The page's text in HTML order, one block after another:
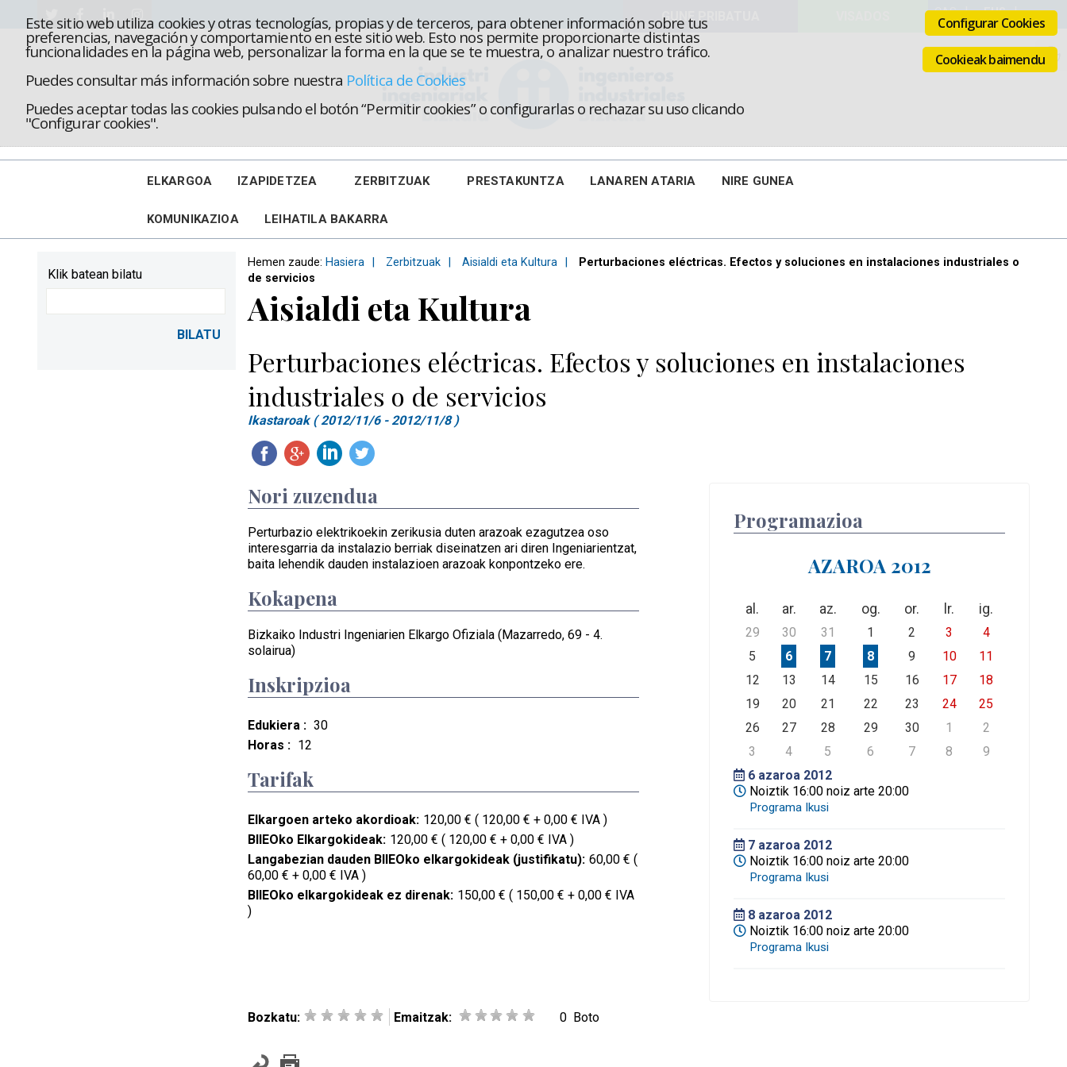
Este sitio web utiliza cookies y otras tecnologías, propias y de terceros, para obtener información sobre tus
preferencias, navegación y comportamiento en este sitio web. Esto nos permite proporcionarte distintas
funcionalidades en la página web, personalizar la forma en la que se te muestra, o analizar nuestro tráfico.
Puedes consultar más información sobre nuestra Política de Cookies
Puedes aceptar todas las cookies pulsando el botón “Permitir cookies” o configurarlas o rechazar su uso clicando
"Configurar cookies".
Configurar Cookies
Cookieak baimendu
ELKARGOA IZAPIDETZEA ZERBITZUAK PRESTAKUNTZA LANAREN ATARIA NIRE GUNEA
KOMUNIKAZIOA LEIHATILA BAKARRA
Hemen zaude: Hasiera Zerbitzuak Aisialdi eta Kultura
Perturbaciones eléctricas. Efectos y soluciones en instalaciones industriales o
de servicios
Aisialdi eta Kultura
Perturbaciones eléctricas. Efectos y soluciones en instalaciones
industriales o de servicios
Ikastaroak ( 2012/11/6 - 2012/11/8 )
Nori zuzendua
Perturbazio elektrikoekin zerikusia duten arazoak ezagutzea oso
interesgarria da instalazio berriak diseinatzen ari diren Ingeniarientzat,
baita lehendik dauden instalazioen arazoak konpontzeko ere.
Kokapena
Bizkaiko Industri Ingeniarien Elkargo Ofiziala (Mazarredo, 69 - 4.
solairua)
Programazioa
AZAROA 2012
al. ar. az. og. or. lr. ig.
29 30 31 1 2 3
4
5
6 7 8 9 10
11
12
13 14 15 16 17
18
19
20 21 22 23 24
25
26
27 28 29 30 1
2
3
4 5 6 7 8
9
6 azaroa 2012
Noiztik 16:00 noiz arte 20:00
7 azaroa 2012
Noiztik 16:00 noiz arte 20:00
8 azaroa 2012
Noiztik 16:00 noiz arte 20:00
Inskripzioa
Edukiera : 30
Horas : 12
Tarifak
Elkargoen arteko akordioak: 120,00 € ( 120,00 € + 0,00 € IVA )
BIIEOko Elkargokideak: 120,00 € ( 120,00 € + 0,00 € IVA )
Langabezian dauden BIIEOko elkargokideak (justifikatu): 60,00 € (
60,00 € + 0,00 € IVA )
BIIEOko elkargokideak ez direnak: 150,00 € ( 150,00 € + 0,00 € IVA
)
Bozkatu: Emaitzak: 0 Boto
Klik batean bilatu